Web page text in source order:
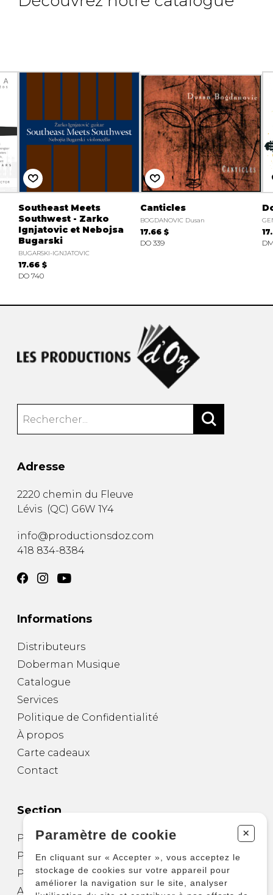
Southeast Meets
Southwest - Zarko
Ignjatovic et Nebojsa
Bugarski
BUGARSKI-IGNJATOVIC
17.66 $
DO 740
Canticles
BOGDANOVIC Dusan
17.66 $
DO 339
Adresse
2220 chemin du Fleuve
Lévis (QC) G6W 1Y4
info@productionsdoz.com
418 834-8384
Informations
Distributeurs
Doberman Musique
Catalogue
Services
Politique de Confidentialité
À propos
Carte cadeaux
Contact
Section
Partitions pour guitare
Partitions pour autres instruments
Partitions pour ensembles
Autres produits
Paramètre de cookie +
En cliquant sur « Accepter », vous acceptez le
stockage de cookies sur votre appareil pour
améliorer la navigation sur le site, analyser